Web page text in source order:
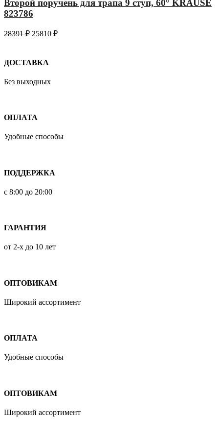
Второй поручень для трапа 9 ступ, 60° KRAUSE
823786
28391₽ 25810 ₽
ДОСТАВКА
Без выходных
ОПЛАТА
Удобные способы
ПОДДЕРЖКА
с 8:00 до 20:00
ГАРАНТИЯ
от 2-х до 10 лет
ОПТОВИКАМ
Широкий ассортимент
ОПЛАТА
Удобные способы
ОПТОВИКАМ
Широкий ассортимент